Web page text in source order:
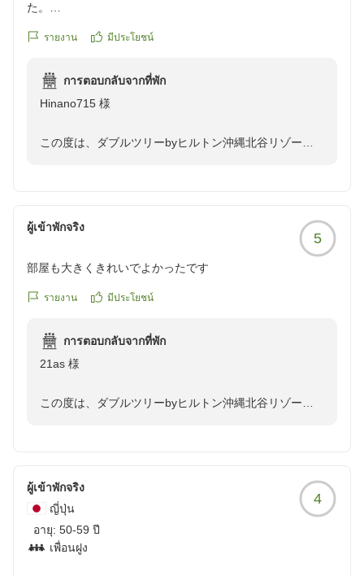
た。
です。
クチコミの詳細はこちらから
https://review.travel.rakuten.co.jp/hotel/voice/167040?
รายงาน มีประโยชน์
การตอบกลับจากที่พัก
Hinano715 様
この度は、ダブルツリーbyヒルトン沖縄北谷リゾート
嬉しく思います。
朝食も美味しかったとのお言葉、スタッフ一同励みにな
ります。
立地の良さもご評価いただき、ありがとうございます。
またの機会がございましたら、ぜひお越しくださいま
せ。
ผู้เข้าพักจริง
5
部屋も大きくきれいでよかったです
รายงาน มีประโยชน์
การตอบกลับจากที่พัก
21as 様
この度は、ダブルツリーbyヒルトン沖縄北谷リゾート
変嬉しく思います。
お客様に快適にお過ごしいただけるよう、今後も努めて
まいります。
またのご利用を心よりお待ちしております。
ผู้เข้าพักจริง
ญี่ปุ่น
อายุ: 50-59 ปี
เพื่อนฝูง
4